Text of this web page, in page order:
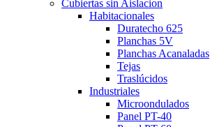
Cubiertas sin Aislacion
Habitacionales
Duratecho 625
Planchas 5V
Planchas Acanaladas
Tejas
Traslúcidos
Industriales
Microondulados
Panel PT-40